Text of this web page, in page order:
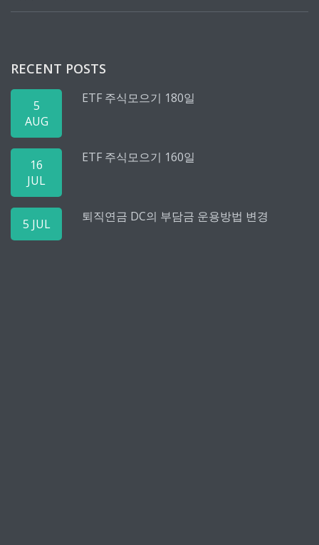
RECENT POSTS
5
AUG
ETF 주식모으기 180일
16
JUL
ETF 주식모으기 160일
5 JUL 퇴직연금 DC의 부담금 운용방법 변경